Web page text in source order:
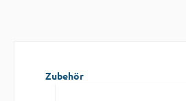
Produktgalerie überspringen
Zubehör